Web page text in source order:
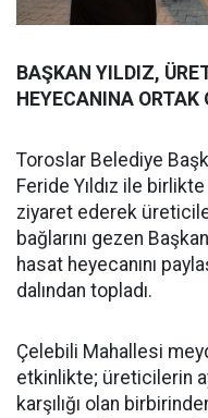
BAŞKAN YILDIZ,
HEYECANINA ORTAK
Toroslar Belediye
Feride Yıldız ile
ziyaret ederek
bağlarını gezen
hasat heyecanını
dalından topladı.
Çelebili Mahallesi
etkinlikte; üreticilerin
karşılığı olan